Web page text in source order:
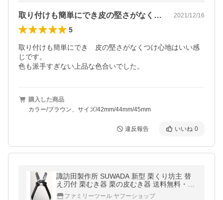
取り付けも簡単にでき皮の堅さがなくつけ… 2021/12/16
5
取り付けも簡単にでき　皮の堅さがなくつけ心地はいい感
じです。
色も派手すぎない上品な色合いでした。
購入した商品
カラー/ブラウン、サイズ/42mm/44mm/45mm
違反報告 いいね 0
諏訪田製作所 SUWADA 新型 栗くり坊主 替
え刃付 栗むき器 栗の皮むき器 送料無料・ネ
コポス対応・代引不可
ファミリーツール ヤフーショップ